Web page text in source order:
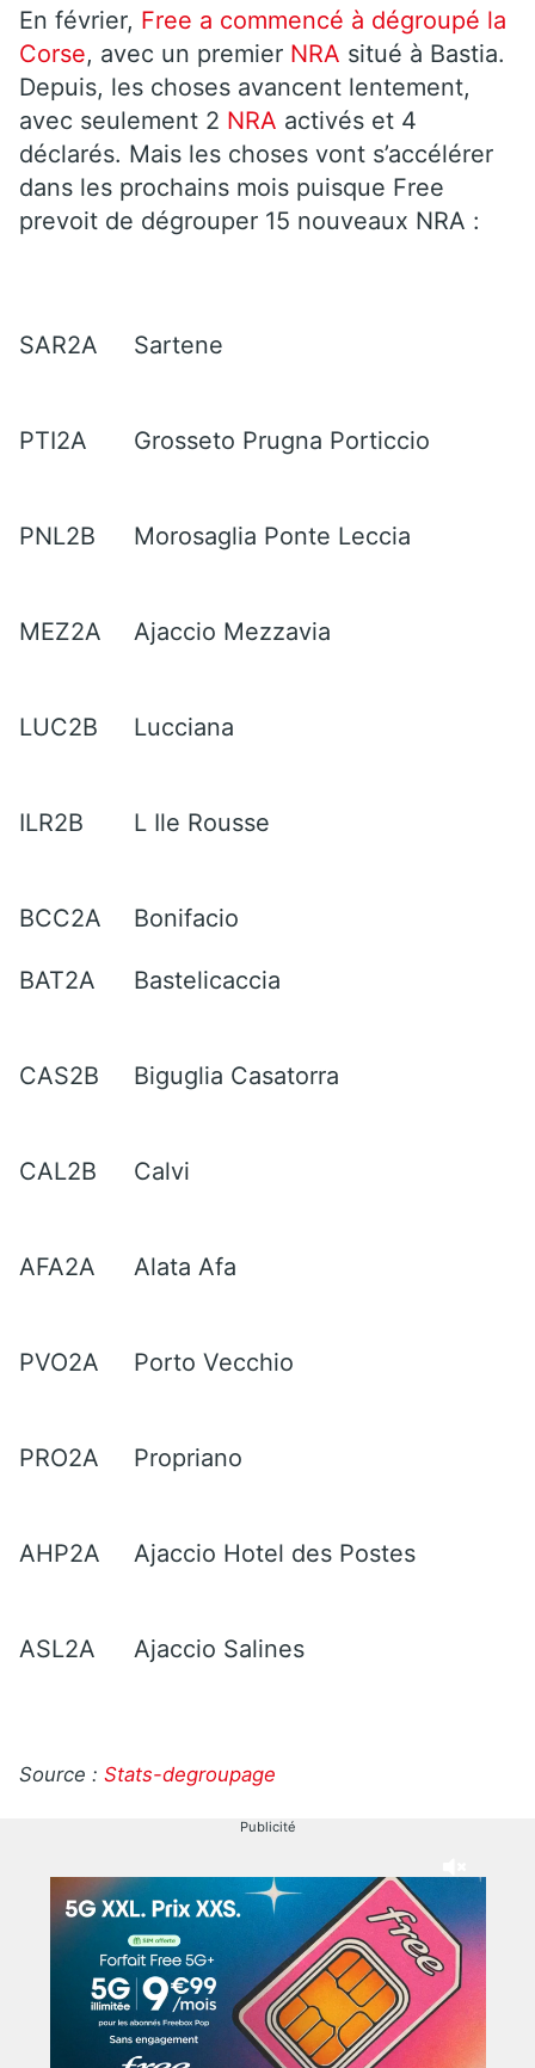
En février, Free a commencé à dégroupé la
Corse, avec un premier NRA situé à Bastia.
Depuis, les choses avancent lentement,
avec seulement 2 NRA activés et 4
déclarés. Mais les choses vont s’accélérer
dans les prochains mois puisque Free
prevoit de dégrouper 15 nouveaux NRA :
SAR2A Sartene
PTI2A Grosseto Prugna Porticcio
PNL2B Morosaglia Ponte Leccia
MEZ2A Ajaccio Mezzavia
LUC2B Lucciana
ILR2B L Ile Rousse
BCC2A Bonifacio
BAT2A Bastelicaccia
CAS2B Biguglia Casatorra
CAL2B Calvi
AFA2A Alata Afa
PVO2A Porto Vecchio
PRO2A Propriano
AHP2A Ajaccio Hotel des Postes
ASL2A Ajaccio Salines
Source : Stats-degroupage
Publicité